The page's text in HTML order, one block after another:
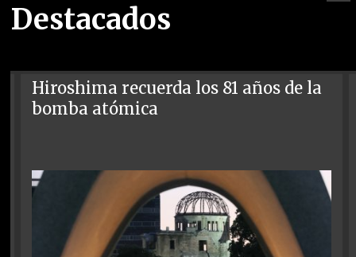
Destacados
Hiroshima recuerda los 81 años de la
bomba atómica